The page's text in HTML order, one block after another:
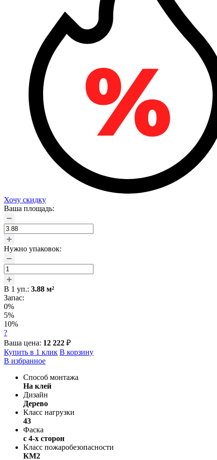
Хочу скидку
Ваша площадь:
Нужно упаковок:
В 1 уп.: 3.88 м²
Запас:
0%
5%
10%
?
Ваша цена: 12 222 ₽
Купить в 1 клик В корзину
В избранное
Способ монтажа
На клей
Дизайн
Дерево
Класс нагрузки
43
Фаска
с 4-х сторон
Класс пожаробезопасности
КМ2